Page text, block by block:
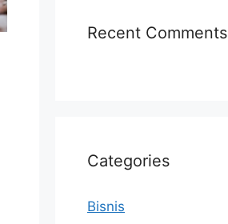
Recent Comments
Categories
Bisnis